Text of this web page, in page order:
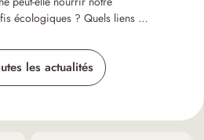
écologiques ? Quels liens …
les actualités